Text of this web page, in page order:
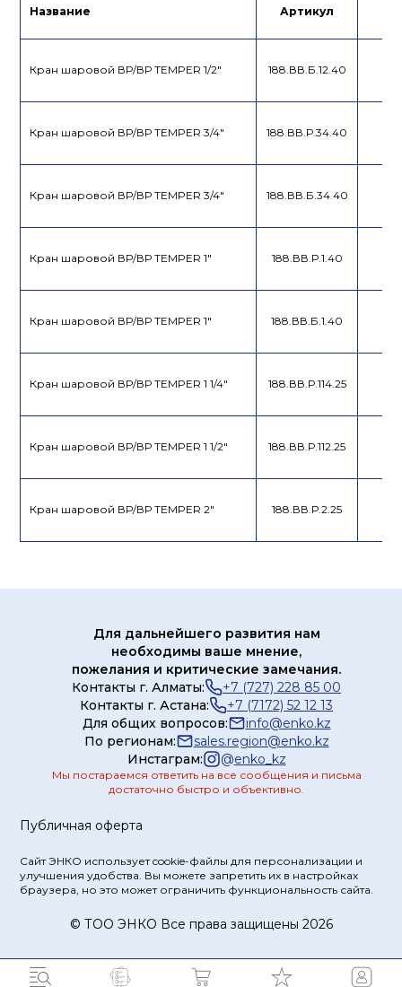
продукции
Название Артикул
Кран шаровой ВР/ВР TEMPER 1/2" 188.ВВ.Б.12.40
Кран шаровой ВР/ВР TEMPER 3/4" 188.ВВ.Р.34.40
Кран шаровой ВР/ВР TEMPER 3/4" 188.ВВ.Б.34.40
Кран шаровой ВР/ВР TEMPER 1" 188.ВВ.Р.1.40
Кран шаровой ВР/ВР TEMPER 1" 188.ВВ.Б.1.40
Кран шаровой ВР/ВР TEMPER 1 1/4" 188.ВВ.Р.114.25
Кран шаровой ВР/ВР TEMPER 1 1/2" 188.ВВ.Р.112.25
Кран шаровой ВР/ВР TEMPER 2" 188.ВВ.Р.2.25
Публичная оферта
Сайт ЭНКО использует cookie-файлы для персонализации и
улучшения удобства. Вы можете запретить их в настройках
браузера, но это может ограничить функциональность сайта.
© ТOO ЭНКО Все права защищены 2026
Для дальнейшего развития нам
необходимы ваше мнение,
пожелания и критические замечания.
Контакты г. Алматы:
+7 (727) 228 85 00
Контакты г. Астана:
+7 (7172) 52 12 13
Для общих вопросов:
info@enko.kz
По регионам:
sales.region@enko.kz
Инстаграм:
@enko_kz
Мы постараемся ответить на все сообщения и письма
достаточно быстро и объективно.